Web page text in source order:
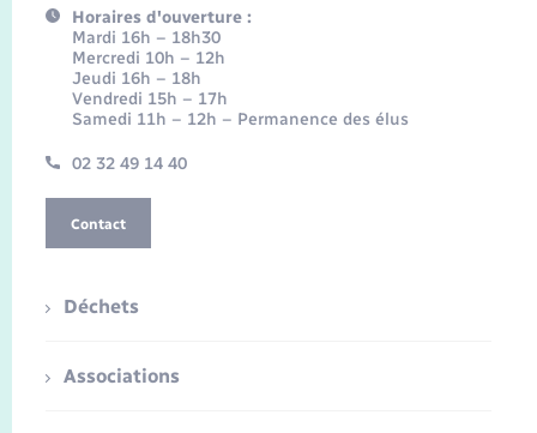
Horaires d'ouverture :
Mardi 16h – 18h30
Mercredi 10h – 12h
Jeudi 16h – 18h
Vendredi 15h – 17h
Samedi 11h – 12h – Permanence des élus
02 32 49 14 40
Contact
Déchets
Associations